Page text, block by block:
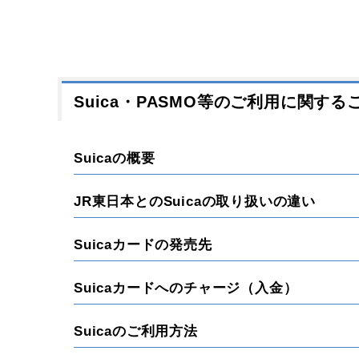
Suica・PASMO等のご利用に関する
Suicaの概要
JR東日本とのSuicaの取り扱いの違い
Suicaカードの発売先
Suicaカードへのチャージ（入金）
Suicaのご利用方法